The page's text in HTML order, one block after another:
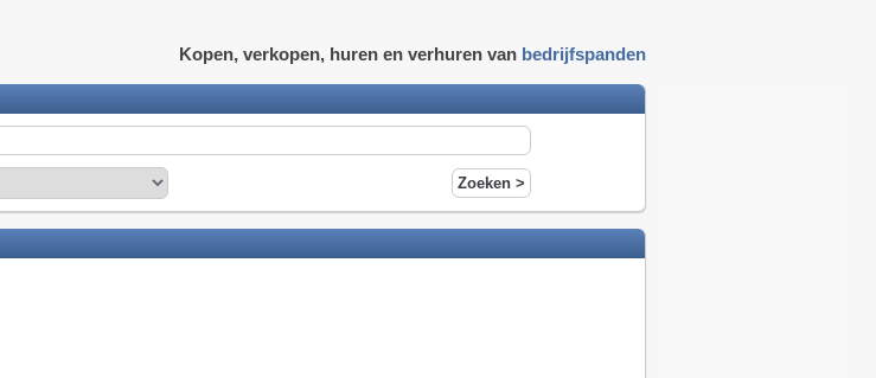
Kopen, verkopen, huren en verhuren van bedrijfspanden